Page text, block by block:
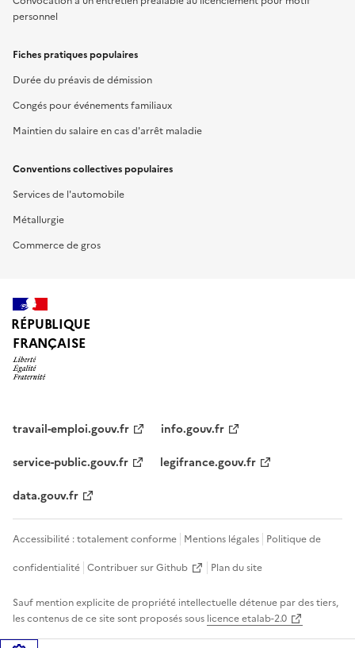
personnel
Fiches pratiques populaires
Durée du préavis de démission
Congés pour événements familiaux
Maintien du salaire en cas d'arrêt maladie
Conventions collectives populaires
Services de l'automobile
Métallurgie
Commerce de gros
RÉPUBLIQUE
FRANÇAISE
travail-emploi.gouv.fr
info.gouv.fr
service-public.gouv.fr
legifrance.gouv.fr
data.gouv.fr
Accessibilité : totalement conforme Mentions légales Politique de
confidentialité Contribuer sur Github Plan du site
Sauf mention explicite de propriété intellectuelle détenue par des tiers,
les contenus de ce site sont proposés sous licence etalab-2.0